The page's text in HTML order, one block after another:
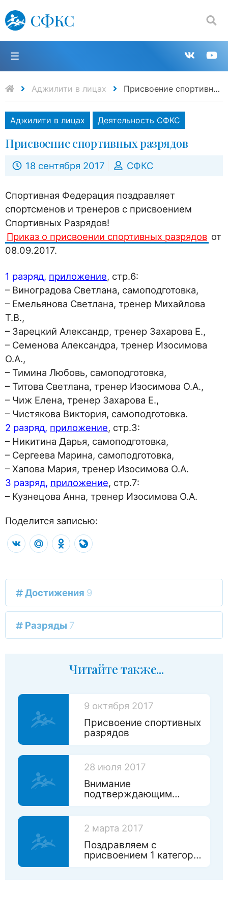
СФКС
Поиск:
в
Аджилити в лицах Присвоение спортивных разрядов
Аджилити в лицах Деятельность СФКС
Присвоение спортивных разрядов
18 сентября 2017 СФКС
Спортивная Федерация поздравляет
спортсменов и тренеров с присвоением
Спортивных Разрядов!
Приказ о присвоении спортивных разрядов от
08.09.2017.
1 разряд, приложение, стр.6:
– Виноградова Светлана, самоподготовка,
– Емельянова Светлана, тренер Михайлова
Т.В.,
– Зарецкий Александр, тренер Захарова Е.,
– Семенова Александра, тренер Изосимова
О.А.,
– Тимина Любовь, самоподготовка,
– Титова Светлана, тренер Изосимова О.А.,
– Чиж Елена, тренер Захарова Е.,
– Чистякова Виктория, самоподготовка.
2 разряд, приложение, стр.3:
– Никитина Дарья, самоподготовка,
– Сергеева Марина, самоподготовка,
– Хапова Мария, тренер Изосимова О.А.
3 разряд, приложение, стр.7:
– Кузнецова Анна, тренер Изосимова О.А.
Поделится записью:
VK Mail.RuOdnoklassniki
Достижения 9
Разряды 7
Читайте также...
9 октября 2017
Присвоение спортивных
разрядов
28 июля 2017
Внимание
подтверждающим
2 марта 2017
Поздравляем с
присвоением 1 категории